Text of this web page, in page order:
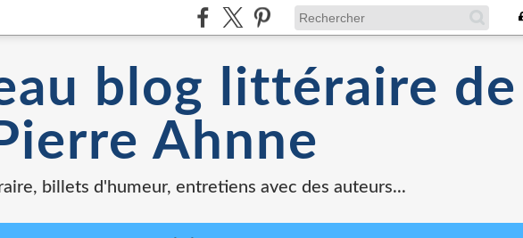
blog littéraire de
Ahnne
billets d'humeur, entretiens avec des auteurs...